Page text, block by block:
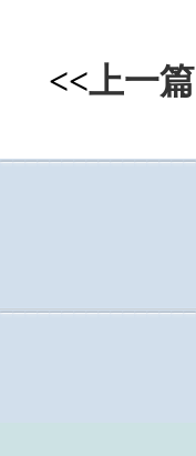
<<上一篇